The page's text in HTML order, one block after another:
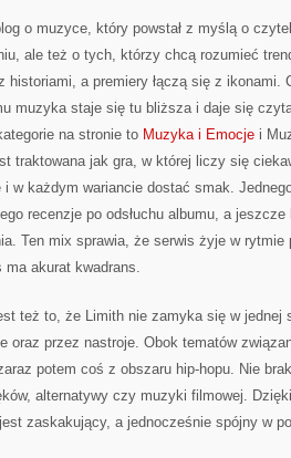
o muzyce, który powstał z myślą o
ale też o tych, którzy chcą rozumieć
historiami, a premiery łączą się z ikonami.
muzyka staje się tu bliższa i daje się
na stronie to Muzyka i Emocje i
traktowana jak gra, w której liczy się
i w każdym wariancie dostać smak.
recenzje po odsłuchu albumu, a
Ten mix sprawia, że serwis żyje w
akurat kwadrans.
też to, że Limith nie zamyka się w jednej
oraz przez nastroje. Obok tematów
potem coś z obszaru hip-hopu. Nie
alternatywy czy muzyki filmowej.
zaskakujący, a jednocześnie spójny w